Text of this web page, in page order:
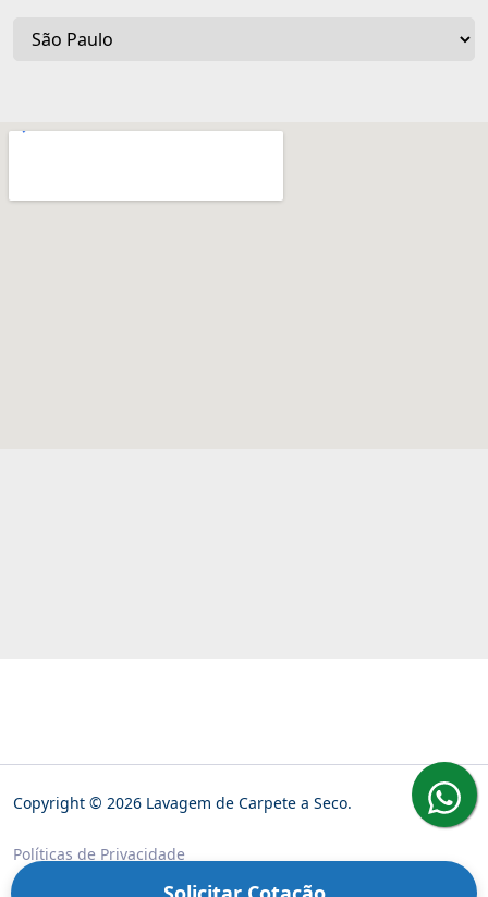
Copyright © 2026 Lavagem de Carpete a Seco.
Políticas de Privacidade